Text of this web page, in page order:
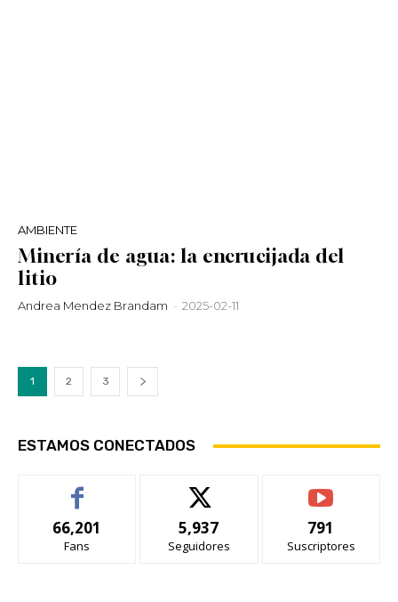
AMBIENTE
Minería de agua: la encrucijada del
litio
Andrea Mendez Brandam - 2025-02-11
1 2 3
ESTAMOS CONECTADOS
66,201
Fans
5,937
Seguidores
791
Suscriptores